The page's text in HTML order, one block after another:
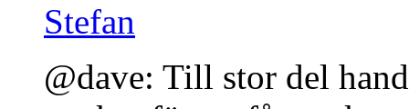
Stefan
@dave: Till stor del